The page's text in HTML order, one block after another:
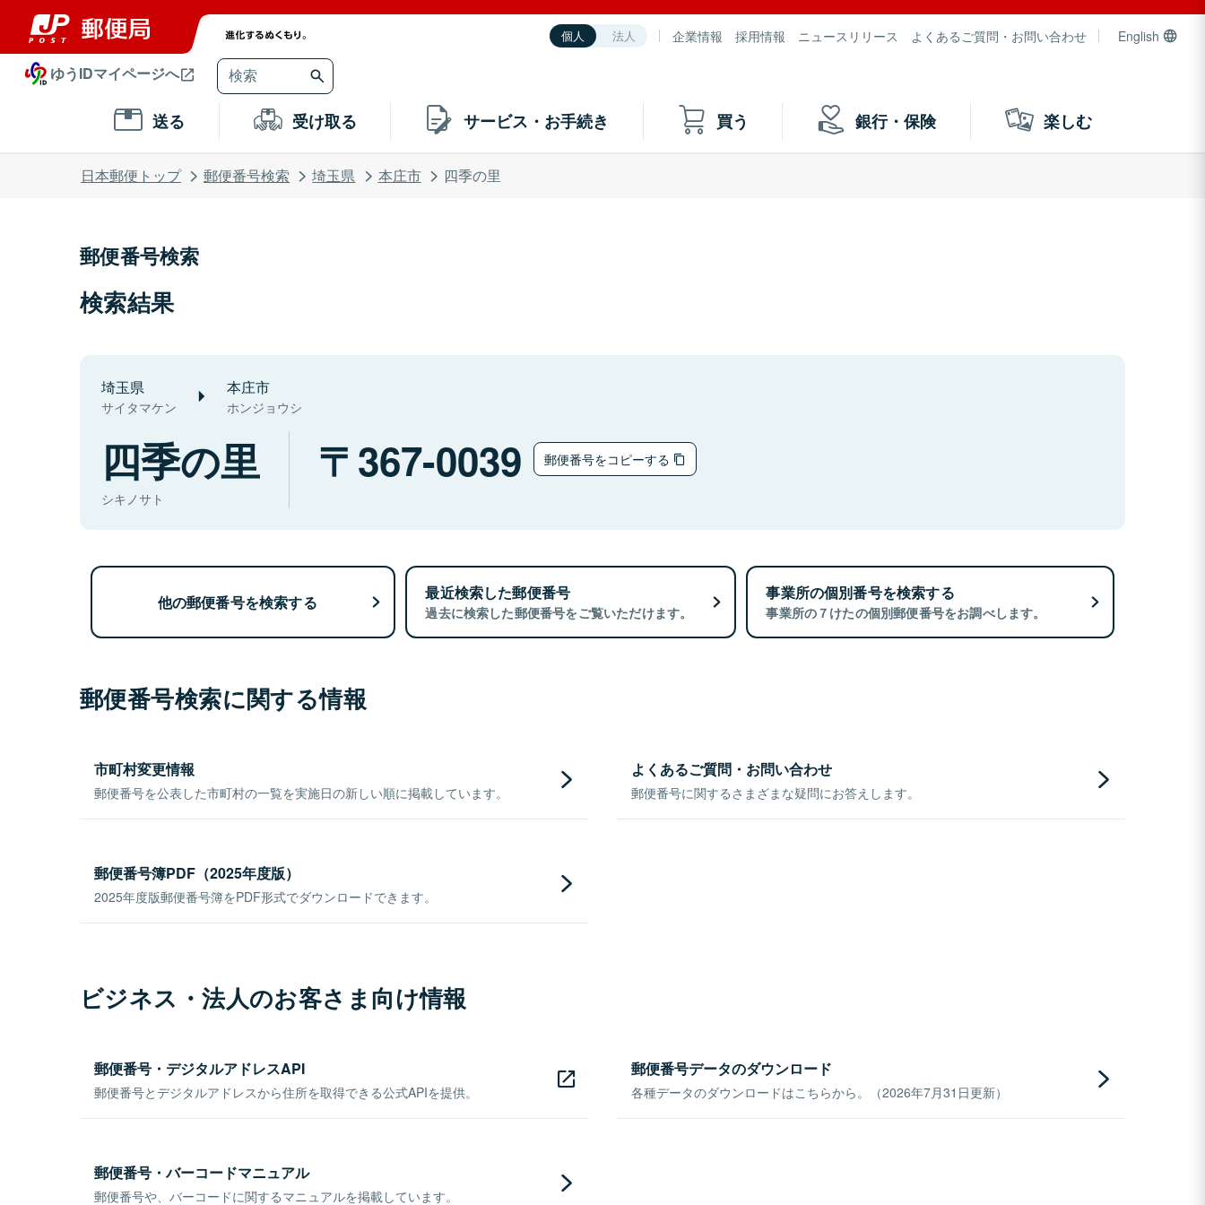
個人 法人 企業情報 採用情報 ニュースリリース よくあるご質問・お問い合わせ English
ゆうIDマイページへ
送る 受け取る サービス・お手続き 買う 銀行・保険 楽しむ
日本郵便トップ 郵便番号検索 埼玉県 本庄市 四季の里
郵便番号検索
検索結果
埼玉県
サイタマケン
本庄市
ホンジョウシ
四季の里
シキノサト
367-0039 郵便番号をコピーする
他の郵便番号を検索する 最近検索した郵便番号
過去に検索した郵便番号をご覧いただけます。
事業所の個別番号を検索する
事業所の７けたの個別郵便番号をお調べします。
郵便番号検索に関する情報
市町村変更情報
郵便番号を公表した市町村の一覧を実施日の新しい順に掲載しています。
よくあるご質問・お問い合わせ
郵便番号に関するさまざまな疑問にお答えします。
郵便番号簿PDF（2025年度版）
2025年度版郵便番号簿をPDF形式でダウンロードできます。
ビジネス・法人のお客さま向け情報
郵便番号・デジタルアドレスAPI
郵便番号とデジタルアドレスから住所を取得できる公式APIを提供。
郵便番号データのダウンロード
各種データのダウンロードはこちらから。（2026年7月31日更新）
郵便番号・バーコードマニュアル
郵便番号や、バーコードに関するマニュアルを掲載しています。